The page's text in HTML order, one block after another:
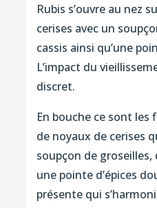
Rubis s’ouvre au nez
cerises avec un
cassis ainsi qu’une
L’impact du
discret.
En bouche ce sont les
de noyaux de cerises
soupçon de groseilles,
une pointe d’épices
présente qui